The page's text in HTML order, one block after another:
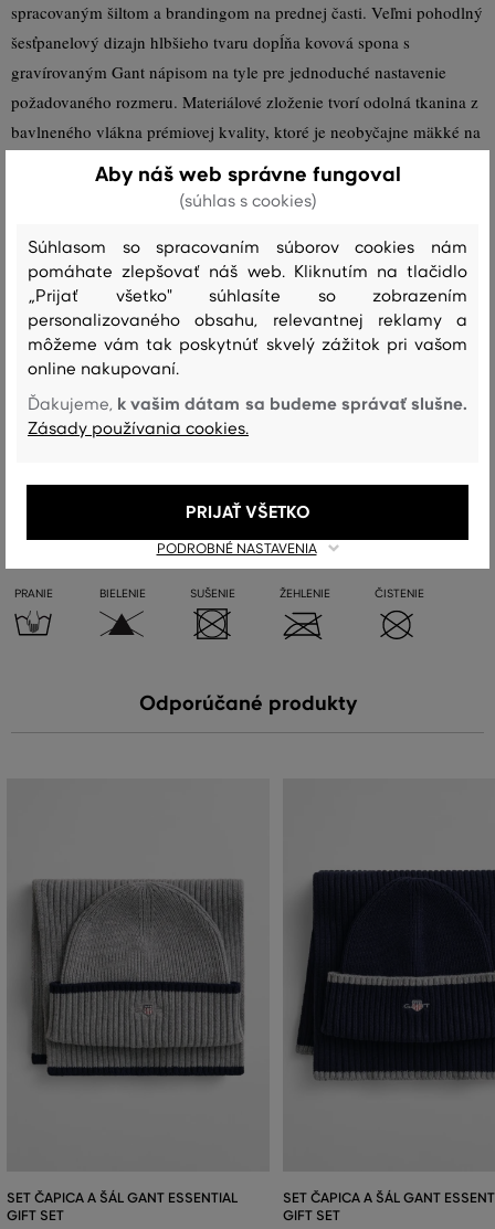
spracovaným šiltom a brandingom na prednej časti. Veľmi pohodlný
šesťpanelový dizajn hlbšieho tvaru dopĺňa kovová spona s
gravírovaným Gant nápisom na tyle pre jednoduché nastavenie
požadovaného rozmeru. Materiálové zloženie tvorí odolná tkanina z
bavlneného vlákna prémiovej kvality, ktoré je neobyčajne mäkké na
dotyk a dokonale priedušné počas nosenia. Štýlovo vyzerajúci
doplnok športovo-ležérnych outfitov.
Sezóna: FW24 Kód produktu:9950138-624-GC-374-0
Zloženie
100 %
Starostlivosť
PRANIE BIELENIE SUŠENIE ŽEHLENIE ČISTENIE
Odporúčané produkty
SET ČAPICA A ŠÁL GANT ESSENTIAL
GIFT SET
SET ČAPICA A ŠÁL GANT
GIFT SET
Aby náš web správne fungoval
(súhlas s cookies)
Súhlasom so spracovaním súborov cookies nám
pomáhate zlepšovať náš web. Kliknutím na tlačidlo
„Prijať všetko" súhlasíte so zobrazením
personalizovaného obsahu, relevantnej reklamy a
môžeme vám tak poskytnúť skvelý zážitok pri vašom
online nakupovaní.
Ďakujeme, k vašim dátam sa budeme správať slušne.
Zásady používania cookies.
PODROBNÉ NASTAVENIA
PRIJAŤ VŠETKO